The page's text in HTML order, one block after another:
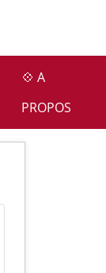
💠 A
PROPOS